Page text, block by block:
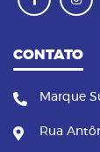
CONTATO
Marque
Rua